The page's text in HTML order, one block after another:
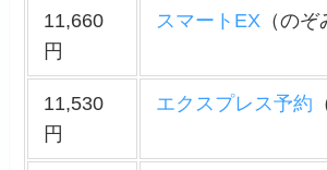
11,660
円
スマートEX（のぞ
11,530
円
エクスプレス予約